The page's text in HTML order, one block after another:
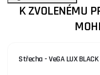
K ZVOLENÉMU
Střecha - VeGA LUX BLACK